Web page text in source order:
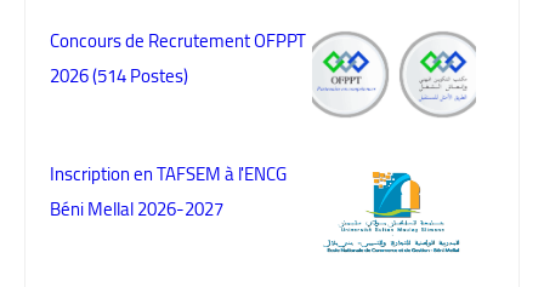
Concours de Recrutement OFPPT
2026 (514 Postes)
Inscription en TAFSEM à l'ENCG
Béni Mellal 2026-2027